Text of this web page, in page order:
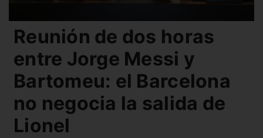
Reunión de dos horas
entre Jorge Messi y
Bartomeu: el Barcelona
no negocia la salida de
Lionel